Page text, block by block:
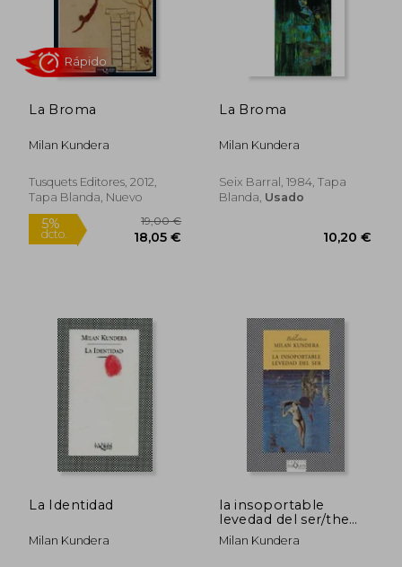
5%
dcto.
Rápido
5%
dcto.
Rápido
Rápido
La Broma
Milan Kundera
Tusquets Editores, 2012,
Tapa Blanda, Nuevo
La Broma
Milan Kundera
Seix Barral, 1984, Tapa
Blanda, Usado
La Identidad
Milan Kundera
la insoportable
levedad del ser/the
unbearable lightness
of being
Milan Kundera